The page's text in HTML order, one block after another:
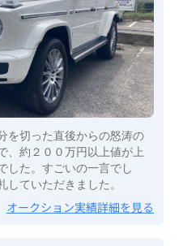
を切った直後からの怒涛の
、約２００万円以上値が上
した。すごいの一言でし
していただきました。
オークション実績詳細を見る